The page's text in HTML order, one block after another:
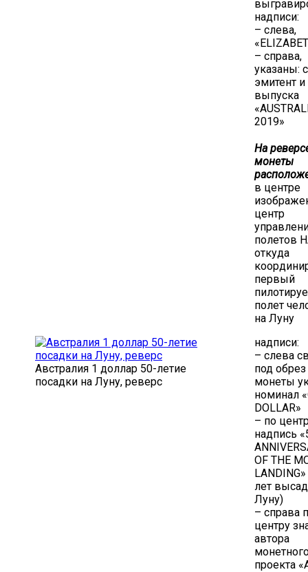
надписи:
– слева,
– справа,
указаны:
эмитент и
выпуска
2019»
Австралия 1 доллар 50-летие
посадки на Луну, реверс
На
монеты
в центре
центр
полетов
откуда
первый
полет
на Луну
надписи:
– слева
под обрез
монеты
номинал
DOLLAR»
– по
надпись
OF THE
лет
Луну)
– справа
центру
автора
проекта